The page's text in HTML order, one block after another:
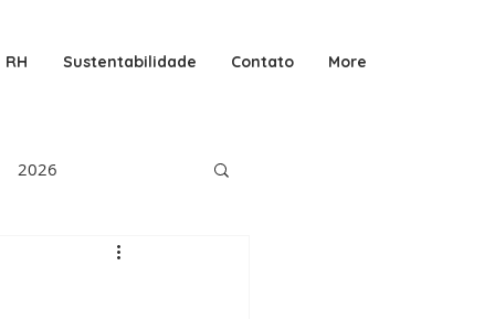
RH Sustentabilidade Contato More
2026